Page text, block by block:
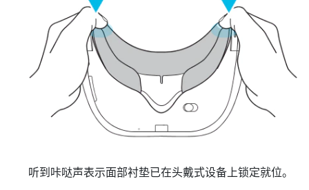
听到咔哒声表示面部衬垫已在头戴式设备上锁定就位。